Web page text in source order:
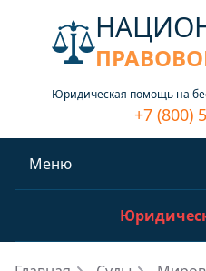
Юридическая помощь на
+7 (800)
Меню